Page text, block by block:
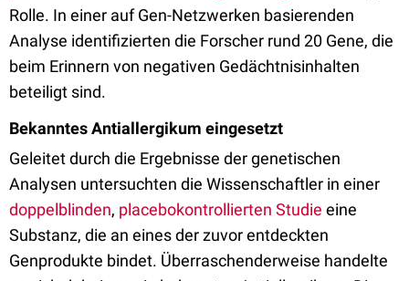
Rolle. In einer auf Gen-Netzwerken basierenden
Analyse identifizierten die Forscher rund 20 Gene, die
beim Erinnern von negativen Gedächtnisinhalten
beteiligt sind.
Bekanntes Antiallergikum eingesetzt
Geleitet durch die Ergebnisse der genetischen
Analysen untersuchten die Wissenschaftler in einer
doppelblinden, placebokontrollierten Studie eine
Substanz, die an eines der zuvor entdeckten
Genprodukte bindet. Überraschenderweise handelte